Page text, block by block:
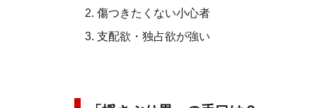
傷つきたくない小心者
支配欲・独占欲が強い